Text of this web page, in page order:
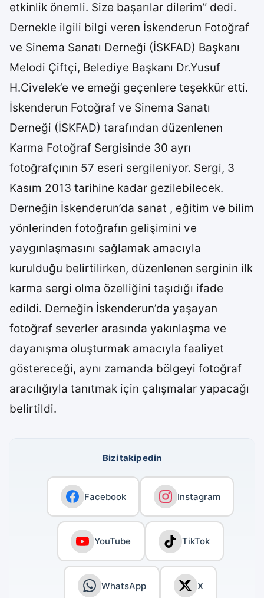
etkinlik önemli. Size başarılar dilerim” dedi.
Dernekle ilgili bilgi veren İskenderun Fotoğraf
ve Sinema Sanatı Derneği (İSKFAD) Başkanı
Melodi Çiftçi, Belediye Başkanı Dr.Yusuf
H.Civelek’e ve emeği geçenlere teşekkür etti.
İskenderun Fotoğraf ve Sinema Sanatı
Derneği (İSKFAD) tarafından düzenlenen
Karma Fotoğraf Sergisinde 30 ayrı
fotoğrafçının 57 eseri sergileniyor. Sergi, 3
Kasım 2013 tarihine kadar gezilebilecek.
Derneğin İskenderun’da sanat , eğitim ve bilim
yönlerinden fotoğrafın gelişimini ve
yaygınlaşmasını sağlamak amacıyla
kurulduğu belirtilirken, düzenlenen serginin ilk
karma sergi olma özelliğini taşıdığı ifade
edildi. Derneğin İskenderun’da yaşayan
fotoğraf severler arasında yakınlaşma ve
dayanışma oluşturmak amacıyla faaliyet
göstereceği, aynı zamanda bölgeyi fotoğraf
aracılığıyla tanıtmak için çalışmalar yapacağı
belirtildi.
Bizi takip edin
Facebook Instagram
YouTube TikTok
WhatsApp X